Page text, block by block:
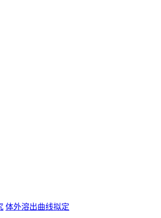
体外溶出曲线拟定